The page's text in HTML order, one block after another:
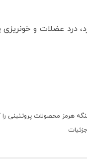
درد عضلات و
محصولات پروتئینی را